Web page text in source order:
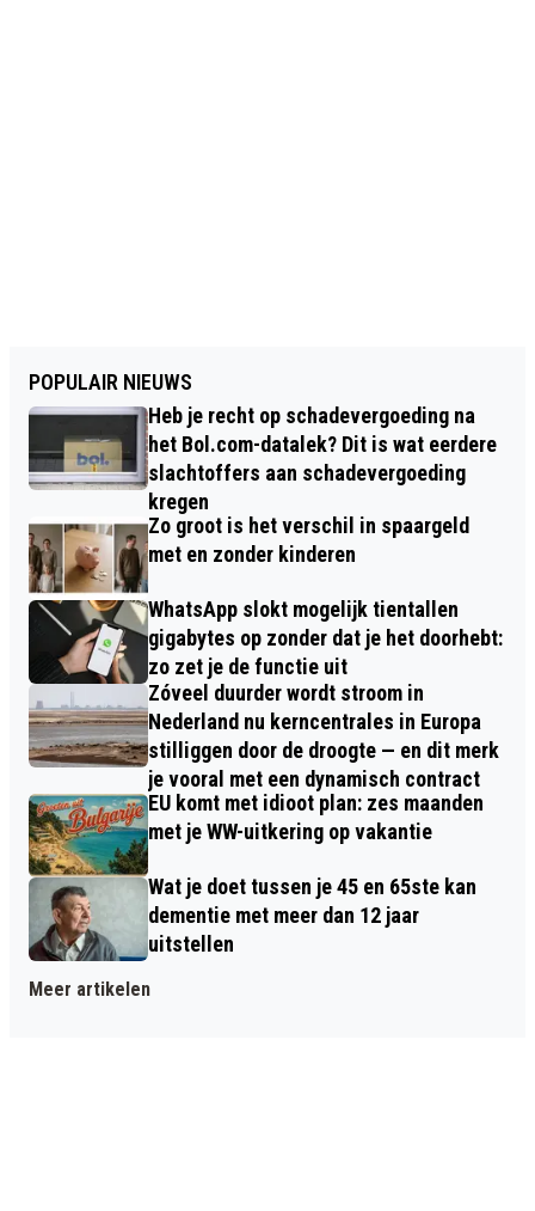
POPULAIR NIEUWS
Heb je recht op schadevergoeding na
het Bol.com-datalek? Dit is wat eerdere
slachtoffers aan schadevergoeding
kregen
Zo groot is het verschil in spaargeld
met en zonder kinderen
WhatsApp slokt mogelijk tientallen
gigabytes op zonder dat je het doorhebt:
zo zet je de functie uit
Zóveel duurder wordt stroom in
Nederland nu kerncentrales in Europa
stilliggen door de droogte — en dit merk
je vooral met een dynamisch contract
EU komt met idioot plan: zes maanden
met je WW-uitkering op vakantie
Wat je doet tussen je 45 en 65ste kan
dementie met meer dan 12 jaar
uitstellen
Meer artikelen